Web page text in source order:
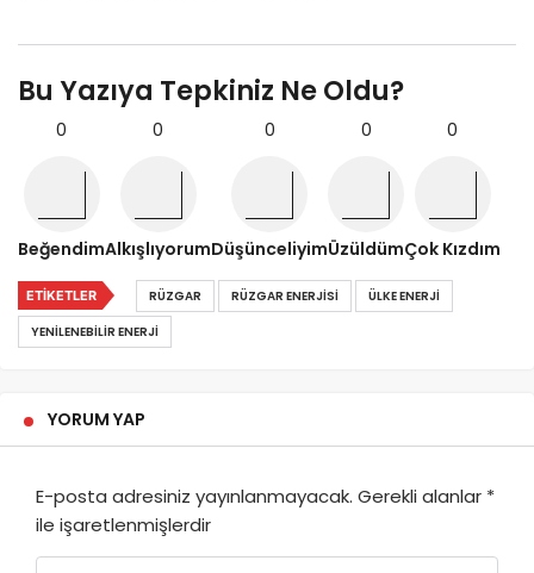
Bu Yazıya Tepkiniz Ne Oldu?
0
Beğendim
0
Alkışlıyorum
0
Düşünceliyim
0
Üzüldüm
0
Çok Kızdım
ETIKETLER RÜZGAR RÜZGAR ENERJISI
ÜLKE ENERJI
YENILENEBILIR ENERJI
YORUM YAP
E-posta adresiniz yayınlanmayacak. Gerekli alanlar *
ile işaretlenmişlerdir